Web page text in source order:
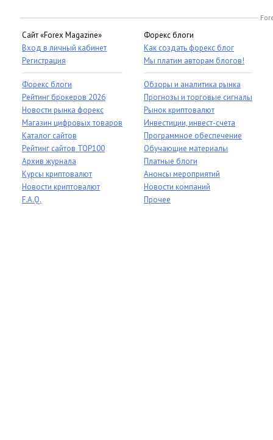
Сайт «Forex Magazine»
Вход в личный кабинет
Регистрация
Форекс блоги
Рейтинг брокеров 2026
Новости рынка форекс
Магазин цифровых товаров
Каталог сайтов
Рейтинг сайтов TOP100
Архив журнала
Курсы криптовалют
Новости криптовалют
F.A.Q.
Форекс блоги
Как создать форекс блог
Мы платим авторам блогов!
Обзоры и аналитика рынка
Прогнозы и торговые сигналы
Рынок криптовалют
Инвестиции, инвест-счета
Программное обеспечение
Обучающие материалы
Платные блоги
Анонсы мероприятий
Новости компаний
Прочее